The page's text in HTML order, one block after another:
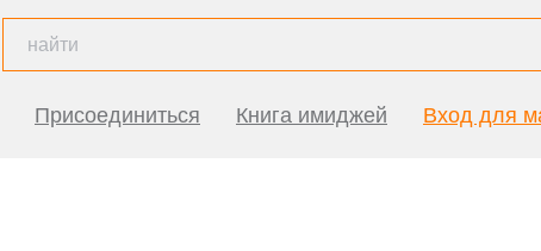
Присоединиться Книга имиджей Вход для